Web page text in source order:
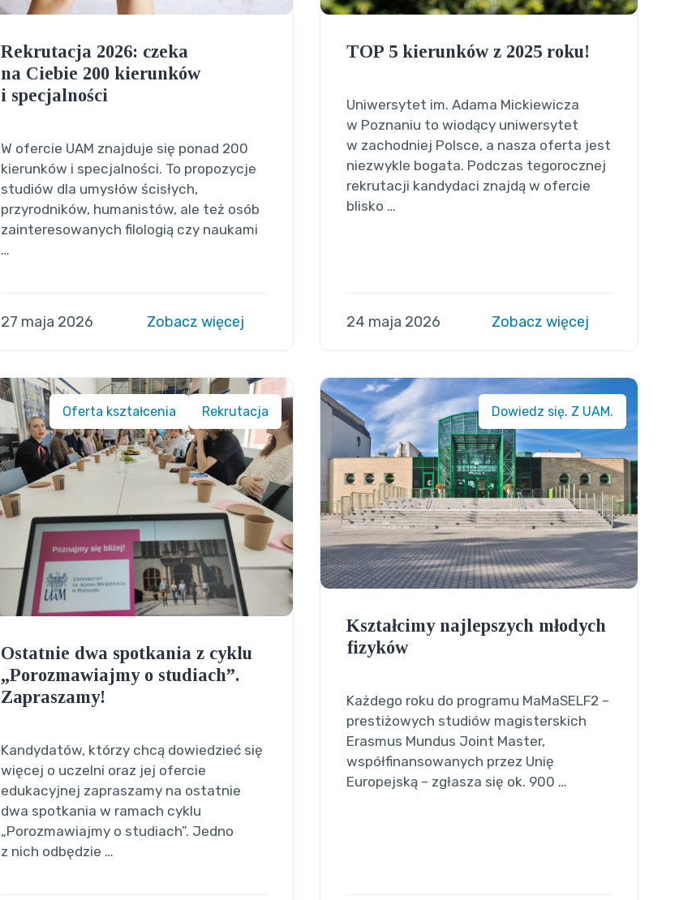
Rekrutacja 2026: czeka
na Ciebie 200 kierunków
i specjalności
W ofercie UAM znajduje się ponad 200
kierunków i specjalności. To propozycje
studiów dla umysłów ścisłych,
przyrodników, humanistów, ale też osób
zainteresowanych filologią czy naukami
…
27 maja 2026 Zobacz więcej
TOP 5 kierunków z 2025 roku!
Uniwersytet im. Adama Mickiewicza
w Poznaniu to wiodący uniwersytet
w zachodniej Polsce, a nasza oferta jest
niezwykle bogata. Podczas tegorocznej
rekrutacji kandydaci znajdą w ofercie
blisko …
24 maja 2026 Zobacz więcej
Oferta kształcenia Rekrutacja
Ostatnie dwa spotkania z cyklu
„Porozmawiajmy o studiach”.
Zapraszamy!
Kandydatów, którzy chcą dowiedzieć się
więcej o uczelni oraz jej ofercie
edukacyjnej zapraszamy na ostatnie
dwa spotkania w ramach cyklu
„Porozmawiajmy o studiach”. Jedno
z nich odbędzie …
Dowiedz się. Z UAM.
Kształcimy najlepszych młodych
fizyków
Każdego roku do programu MaMaSELF2 –
prestiżowych studiów magisterskich
Erasmus Mundus Joint Master,
współfinansowanych przez Unię
Europejską – zgłasza się ok. 900 …